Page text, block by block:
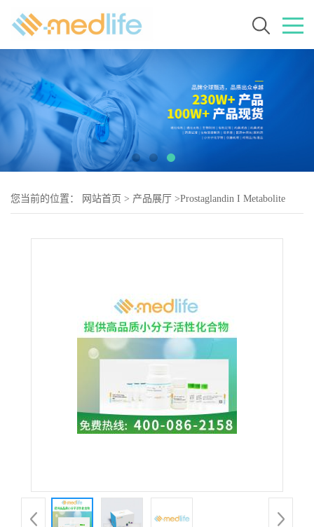
您当前的位置： 网站首页 > 产品展厅 >Prostaglandin I Metabolite